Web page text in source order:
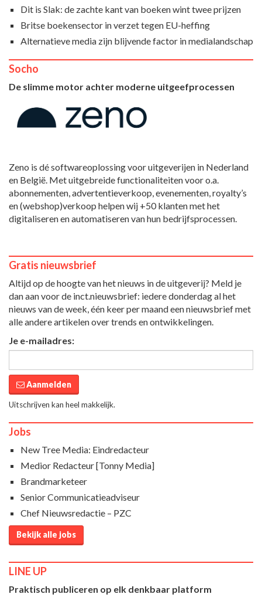
Dit is Slak: de zachte kant van boeken wint twee prijzen
Britse boekensector in verzet tegen EU-heffing
Alternatieve media zijn blijvende factor in medialandschap
Socho
De slimme motor achter moderne uitgeefprocessen
Zeno is dé softwareoplossing voor uitgeverijen in Nederland
en België. Met uitgebreide functionaliteiten voor o.a.
abonnementen, advertentieverkoop, evenementen, royalty’s
en (webshop)verkoop helpen wij +50 klanten met het
digitaliseren en automatiseren van hun bedrijfsprocessen.
Gratis nieuwsbrief
Altijd op de hoogte van het nieuws in de uitgeverij? Meld je
dan aan voor de inct.nieuwsbrief: iedere donderdag al het
nieuws van de week, één keer per maand een nieuwsbrief met
alle andere artikelen over trends en ontwikkelingen.
Je e-mailadres:
Aanmelden
Uitschrijven kan heel makkelijk.
Jobs
New Tree Media: Eindredacteur
Medior Redacteur [Tonny Media]
Brandmarketeer
Senior Communicatieadviseur
Chef Nieuwsredactie – PZC
Bekijk alle jobs
LINE UP
Praktisch publiceren op elk denkbaar platform